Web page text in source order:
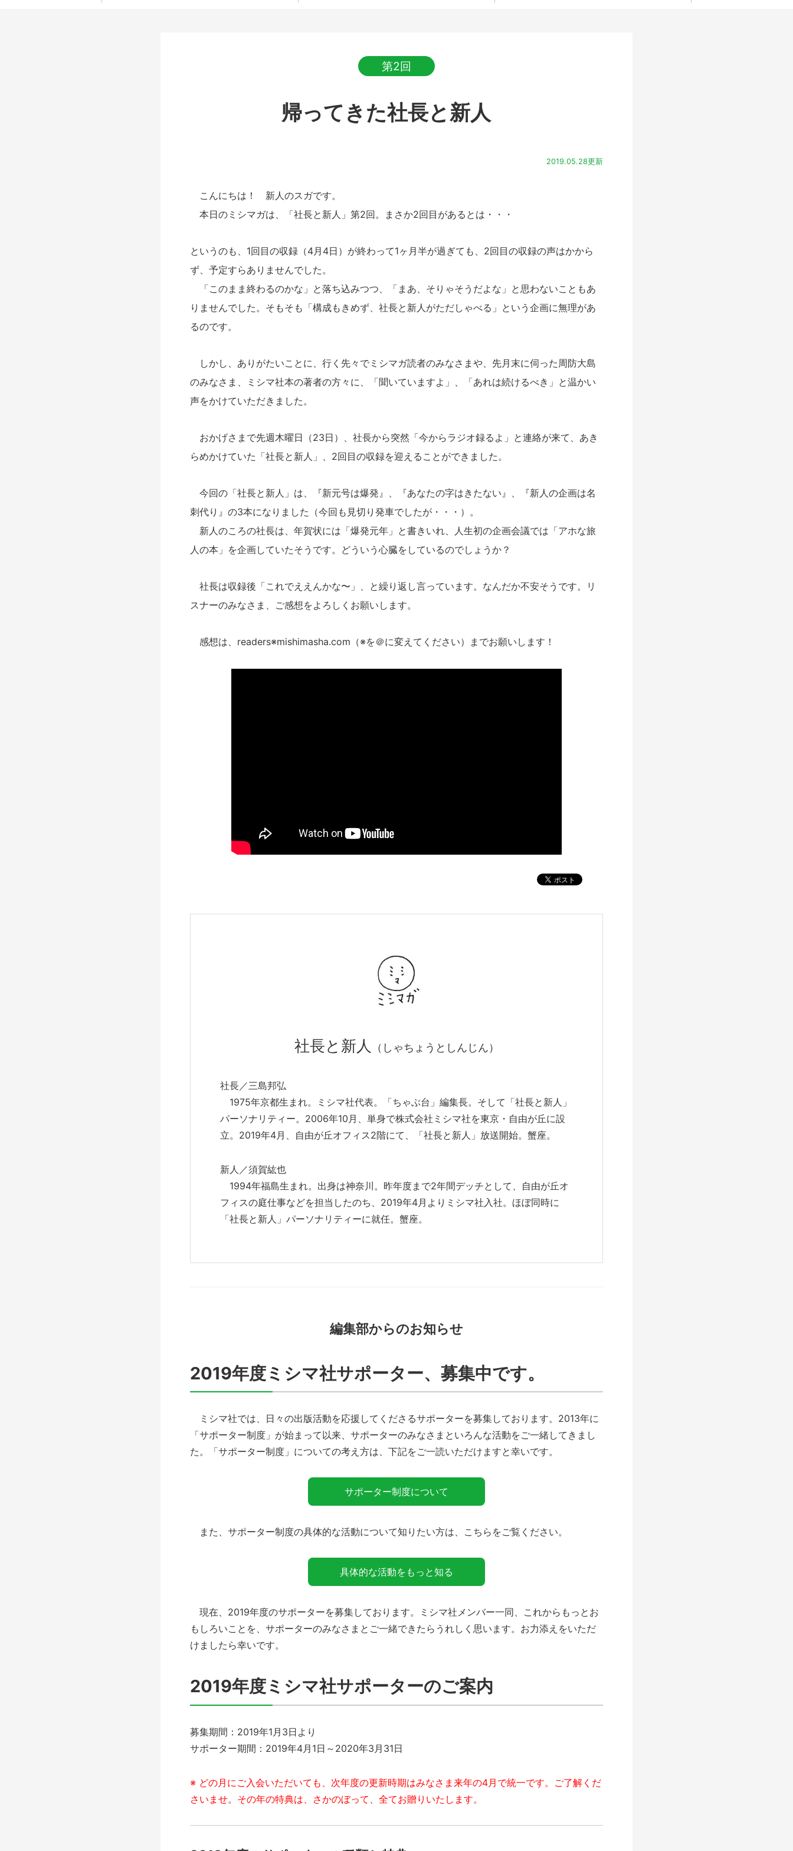
第2回
帰ってきた社長と新人
2019.05.28更新
こんにちは！ 新人のスガです。
本日のミシマガは、「社長と新人」第2回。まさか2回目があるとは・・・
というのも、1回目の収録（4月4日）が終わって1ヶ月半が過ぎても、2回目の収録の声はかから
ず、予定すらありませんでした。
「このまま終わるのかな」と落ち込みつつ、「まあ、そりゃそうだよな」と思わないこともあ
りませんでした。そもそも「構成もきめず、社長と新人がただしゃべる」という企画に無理があ
るのです。
しかし、ありがたいことに、行く先々でミシマガ読者のみなさまや、先月末に伺った周防大島
のみなさま、ミシマ社本の著者の方々に、「聞いていますよ」、「あれは続けるべき」と温かい
声をかけていただきました。
おかげさまで先週木曜日（23日）、社長から突然「今からラジオ録るよ」と連絡が来て、あき
らめかけていた「社長と新人」、2回目の収録を迎えることができました。
今回の「社長と新人」は、『新元号は爆発』、『あなたの字はきたない』、『新人の企画は名
刺代り』の3本になりました（今回も見切り発車でしたが・・・）。
新人のころの社長は、年賀状には「爆発元年」と書きいれ、人生初の企画会議では「アホな旅
人の本」を企画していたそうです。どういう心臓をしているのでしょうか？
社長は収録後「これでええんかな〜」、と繰り返し言っています。なんだか不安そうです。リ
スナーのみなさま、ご感想をよろしくお願いします。
感想は、readers※mishimasha.com（※を＠に変えてください）までお願いします！
社長と新人 （しゃちょうとしんじん）
社長／三島邦弘
1975年京都生まれ。ミシマ社代表。「ちゃぶ台」編集長。そして「社長と新人」
パーソナリティー。2006年10月、単身で株式会社ミシマ社を東京・自由が丘に設
立。2019年4月、自由が丘オフィス2階にて、「社長と新人」放送開始。蟹座。
新人／須賀紘也
1994年福島生まれ。出身は神奈川。昨年度まで2年間デッチとして、自由が丘オ
フィスの庭仕事などを担当したのち、2019年4月よりミシマ社入社。ほぼ同時に
「社長と新人」パーソナリティーに就任。蟹座。
編集部からのお知らせ
2019年度ミシマ社サポーター、募集中です。
ミシマ社では、日々の出版活動を応援してくださるサポーターを募集しております。2013年に
「サポーター制度」が始まって以来、サポーターのみなさまといろんな活動をご一緒してきまし
た。「サポーター制度」についての考え方は、下記をご一読いただけますと幸いです。
サポーター制度について
また、サポーター制度の具体的な活動について知りたい方は、こちらをご覧ください。
具体的な活動をもっと知る
現在、2019年度のサポーターを募集しております。
ミシマ社メンバー一同、これからもっとお
もしろいことを、サポーターのみなさまとご一緒できたらうれしく思います。お力添えをいただ
けましたら幸いです。
2019年度ミシマ社サポーターのご案内
募集期間： 2019年1月 3日より
サポーター期間： 2019年4月 1日～ 2020年3月 31日
※ どの月にご入会いただいても、次年度の更新時期はみなさま来年の4月で統一です。ご了解くだ
さいませ。その年の特典は、さかのぼって、全てお贈りいたします。